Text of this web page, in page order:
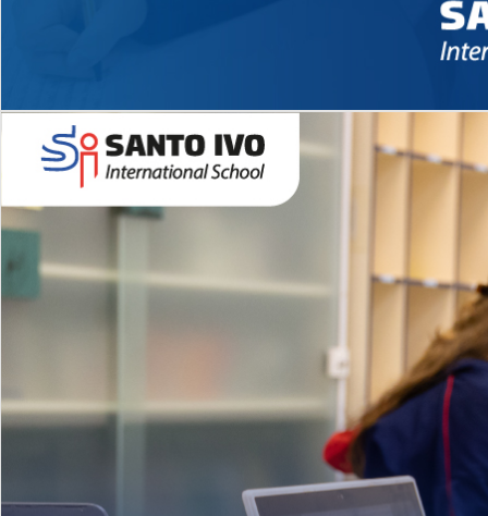
Novidades 2026 High School
EDUCAÇÃO INFANTIL
Inglês todos os dias
MÉDIO
igh School
Dupla Diplomação